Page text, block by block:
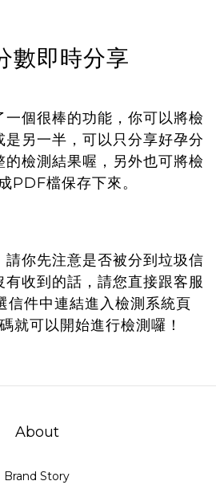
數即時分享
個很棒的功能，你可以將檢
另一半，可以只分享好孕分
檢測結果喔，另外也可將檢
PDF檔保存下來。
你先注意是否被分到垃圾信
收到的話，請您直接跟客服
信件中連結進入檢測系統頁
就可以開始進行檢測囉！
About
Brand Story